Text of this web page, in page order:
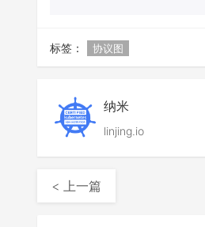
标签： 协议图
纳米
linjing.io
< 上一篇